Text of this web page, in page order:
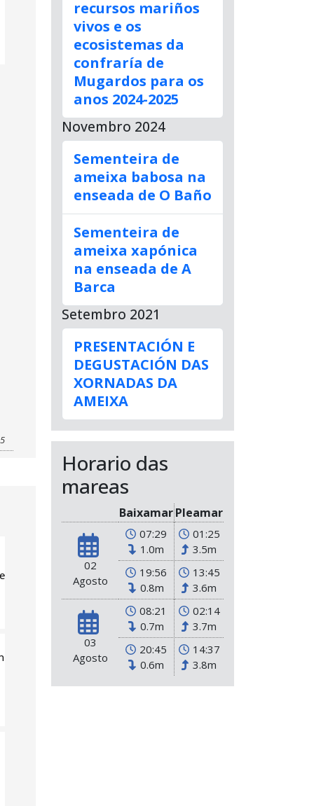
recursos mariños
vivos e os
ecosistemas da
confraría de
Mugardos para os
anos 2024-2025
Novembro 2024
Sementeira de
ameixa babosa na
enseada de O Baño
Sementeira de
ameixa xapónica
na enseada de A
Barca
Setembro 2021
PRESENTACIÓN E
DEGUSTACIÓN DAS
XORNADAS DA
AMEIXA
Horario das
mareas
BaixamarPleamar
02
Agosto
07:29
1.0m
01:25
3.5m
19:56
0.8m
13:45
3.6m
03
Agosto
08:21
0.7m
02:14
3.7m
20:45
0.6m
14:37
3.8m